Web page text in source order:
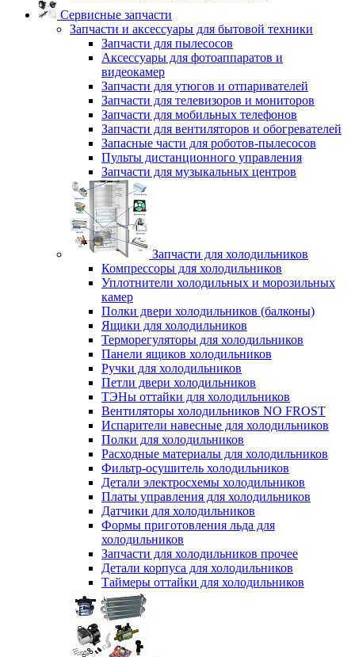
Сервисные запчасти
Запчасти и аксессуары для бытовой техники
Запчасти для пылесосов
Аксессуары для фотоаппаратов и
видеокамер
Запчасти для утюгов и отпаривателей
Запчасти для телевизоров и мониторов
Запчасти для мобильных телефонов
Запчасти для вентиляторов и обогревателей
Запасные части для роботов-пылесосов
Пульты дистанционного управления
Запчасти для музыкальных центров
Запчасти для холодильников
Компрессоры для холодильников
Уплотнители холодильных и морозильных
камер
Полки двери холодильников (балконы)
Ящики для холодильников
Терморегуляторы для холодильников
Панели ящиков холодильников
Ручки для холодильников
Петли двери холодильников
ТЭНы оттайки для холодильников
Вентиляторы холодильников NO FROST
Испарители навесные для холодильников
Полки для холодильников
Расходные материалы для холодильников
Фильтр-осушитель холодильников
Детали электросхемы холодильников
Платы управления для холодильников
Датчики для холодильников
Формы приготовления льда для
холодильников
Запчасти для холодильников прочее
Детали корпуса для холодильников
Таймеры оттайки для холодильников